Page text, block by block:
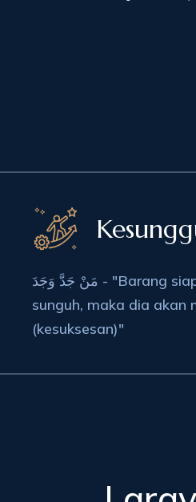
مَنْ جَدَّ وَجَدَ - "Barang siapa bersungguh-
sunguh, maka dia akan
(kesuksesan)"